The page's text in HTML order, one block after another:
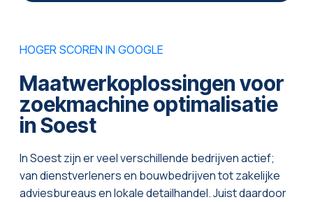
HOGER SCOREN IN GOOGLE
Maatwerkoplossingen voor
zoekmachine optimalisatie
in Soest
In Soest zijn er veel verschillende bedrijven actief;
van dienstverleners en bouwbedrijven tot zakelijke
adviesbureaus en lokale detailhandel. Juist daardoor